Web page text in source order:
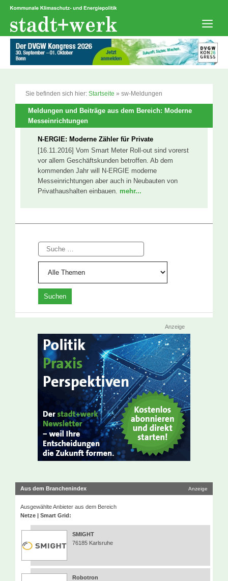
Zum
springen
Sie befinden sich hier: Startseite » sw-Meldungen
Meldungen und Beiträge aus dem Bereich: Moderne
Messeinrichtungen
N-ERGIE: Moderne Zähler für Private
[16.11.2016] Vom Smart Meter Roll-out sind vorerst
vor allem Geschäftskunden betroffen. Ab dem
kommenden Jahr will N-ERGIE moderne
Messeinrichtungen aber auch in Neubauten von
Privathaushalten einbauen. mehr...
Suche
Anzeige
Aus dem Branchenindex Anzeige
Ausgewählte Anbieter aus dem Bereich
Netze | Smart Grid:
SMIGHT
76185 Karlsruhe
Robotron